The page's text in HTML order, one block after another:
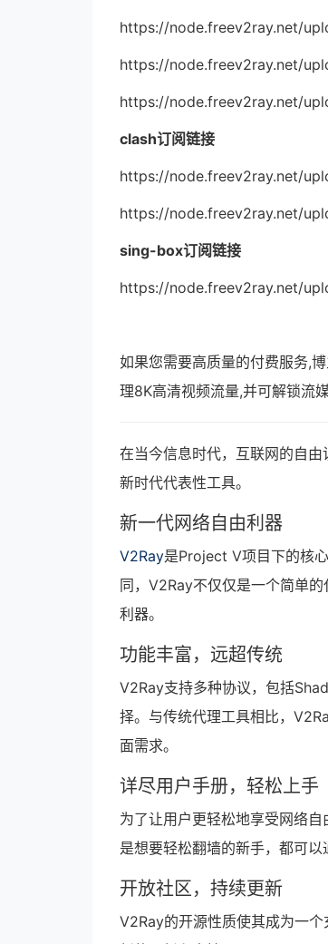
https://node.freev2ray.net/
https://node.freev2ray.net/
https://node.freev2ray.net/
clash订阅链接
https://node.freev2ray.net/
https://node.freev2ray.net/
sing-box订阅链接
https://node.freev2ray.net/
如果您需要高质量的付费服务,
理8K高清视频流量,并可解锁流
在当今信息时代，互联网的自
新时代代表性工具。
新一代网络自由利器
V2Ray是Project V项目下的核
同，V2Ray不仅仅是一个简单
利器。
功能丰富，远超传统
V2Ray支持多种协议，包括
择。与传统代理工具相比，
面需求。
详尽用户手册，轻松上手
为了让用户更轻松地享受网络
是想要轻松翻墙的新手，都可以
开放社区，持续更新
V2Ray的开源性质使其成为一